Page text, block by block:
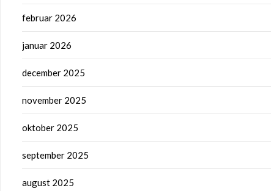
februar 2026
januar 2026
december 2025
november 2025
oktober 2025
september 2025
august 2025